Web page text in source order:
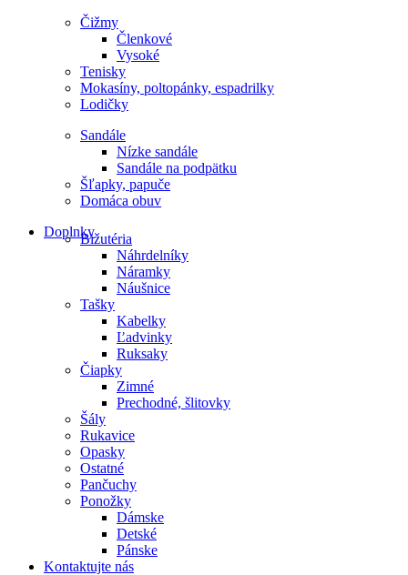
Čižmy
Členkové
Vysoké
Tenisky
Mokasíny, poltopánky, espadrilky
Lodičky
Sandále
Nízke sandále
Sandále na podpätku
Šľapky, papuče
Domáca obuv
DoplnkyBižutéria
Náhrdelníky
Náramky
Náušnice
Tašky
Kabelky
Ľadvinky
Ruksaky
Čiapky
Zimné
Prechodné, šlitovky
Šály
Rukavice
Opasky
Ostatné
Pančuchy
Ponožky
Dámske
Detské
Pánske
Kontaktujte nás